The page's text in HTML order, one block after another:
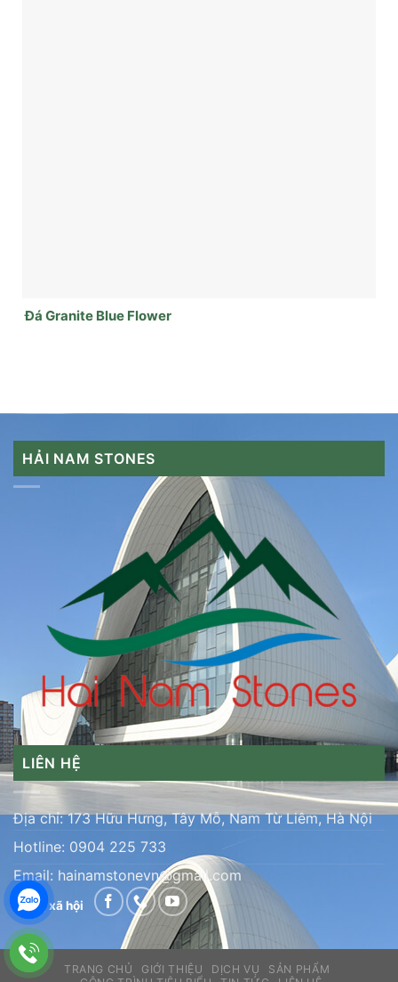
Đá Granite Blue Flower
HẢI NAM STONES
LIÊN HỆ
Địa chỉ: 173 Hữu Hưng, Tây Mỗ, Nam Từ Liêm, Hà Nội
Hotline: 0904 225 733
Email: hainamstonevn@gmail.com
Mạng xã hội
TRANG CHỦ GIỚI THIỆU DỊCH VỤ
SẢN PHẨM